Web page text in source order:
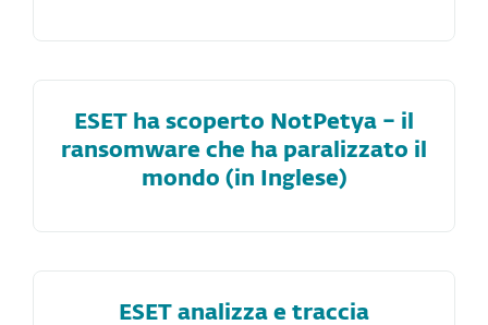
ESET ha scoperto NotPetya – il
ransomware che ha paralizzato il
mondo (in Inglese)
ESET analizza e traccia